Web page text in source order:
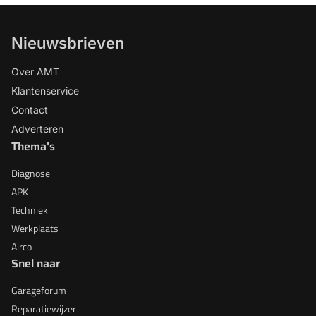
Nieuwsbrieven
Over AMT
Klantenservice
Contact
Adverteren
Thema's
Diagnose
APK
Techniek
Werkplaats
Airco
Snel naar
Garageforum
Reparatiewijzer